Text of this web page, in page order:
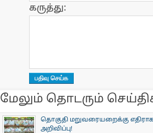
கருத்து:
மேலும் தொடரும்
தொகுதி மறுவரையறைக்கு
அறிவிப்பு!